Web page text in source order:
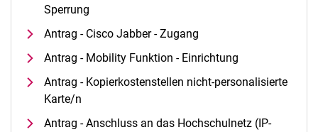
Sperrung
Antrag - Cisco Jabber - Zugang
Antrag - Mobility Funktion - Einrichtung
Antrag - Kopierkostenstellen nicht-personalisierte
Karte/n
Antrag - Anschluss an das Hochschulnetz (IP-